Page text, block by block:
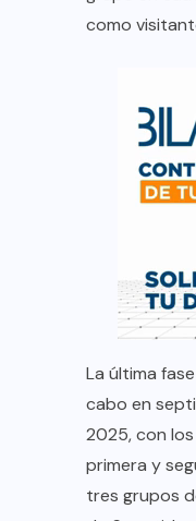
como
La última
cabo en
2025, con
primera y
tres grupos